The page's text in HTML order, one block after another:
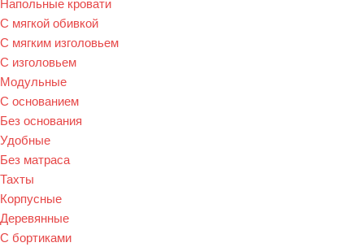
С мягкой обивкой
С мягким изголовьем
С изголовьем
Модульные
С основанием
Без основания
Удобные
Без матраса
Тахты
Корпусные
Деревянные
С бортиками